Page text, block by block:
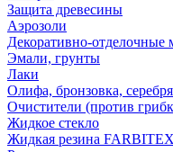
Защита древесины
Аэрозоли
Декоративно-отделочные
Эмали, грунты
Лаки
Олифа, бронзовка,
Очистители (против
Жидкое стекло
Жидкая резина FARBITEX